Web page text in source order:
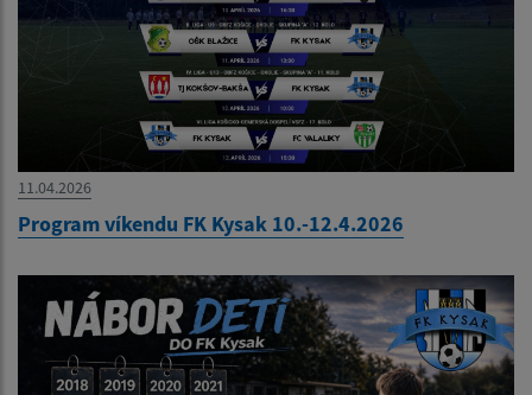
11.04.2026
Program víkendu FK Kysak 10.-12.4.2026